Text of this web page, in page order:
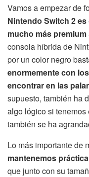
Vamos a empezar de
Nintendo Switch 2
mucho más premium
consola híbrida de
por un color negro
enormemente con
encontrar en las
supuesto, también ha
algo lógico si
también se ha
Lo más importante de
mantenemos
que junto con su